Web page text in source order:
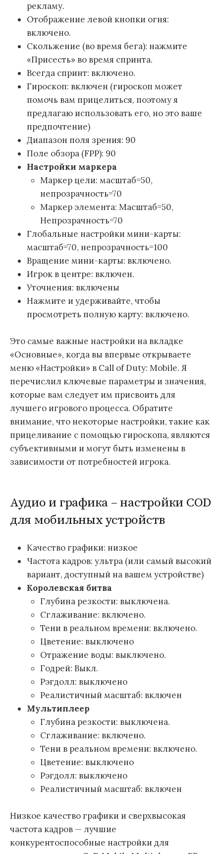
рекламу.
Отображение левой кнопки огня:
включено.
Скольжение (во время бега): нажмите
«Присесть» во время спринта.
Всегда спринт: включено.
Гироскоп: включен (гироскоп может
помочь вам прицелиться, поэтому я
предлагаю использовать его, но это ваше
предпочтение)
Диапазон поля зрения: 90
Поле обзора (FPP): 90
Настройки маркера
Маркер цели: масштаб=50,
непрозрачность=70
Маркер элемента: Масштаб=50,
Непрозрачность=70
Глобальные настройки мини-карты:
масштаб=70, непрозрачность=100
Вращение мини-карты: включено.
Игрок в центре: включен.
Уточнения: включены
Нажмите и удерживайте, чтобы
просмотреть полную карту: включено.
Это самые важные настройки на вкладке
«Основные», когда вы впервые открываете
меню «Настройки» в Call of Duty: Mobile. Я
перечислил ключевые параметры и значения,
которые вам следует им присвоить для
лучшего игрового процесса. Обратите
внимание, что некоторые настройки, такие как
прицеливание с помощью гироскопа, являются
субъективными и могут быть изменены в
зависимости от потребностей игрока.
Аудио и графика – настройки COD
для мобильных устройств
Качество графики: низкое
Частота кадров: ультра (или самый высокий
вариант, доступный на вашем устройстве)
Королевская битва
Глубина резкости: выключена.
Сглаживание: включено.
Тени в реальном времени: включено.
Цветение: выключено
Отражение воды: выключено.
Годрей: Выкл.
Рэгдолл: выключено
Реалистичный масштаб: включен
Мультиплеер
Глубина резкости: выключена.
Сглаживание: включено.
Тени в реальном времени: включено.
Цветение: выключено
Рэгдолл: выключено
Реалистичный масштаб: включен
Низкое качество графики и сверхвысокая
частота кадров — лучшие
конкурентоспособные настройки для